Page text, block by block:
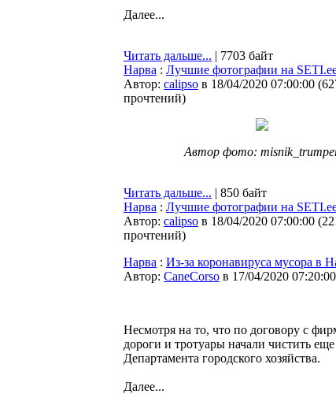
Далее...
Читать дальше... | 7703 байт
Нарва : Лучшие фотографии на
Автор: calipso в 18/04/2020 07:00:00 (
прочтений)
Автор фото:
Читать дальше... | 850 байт
Нарва : Лучшие фотографии на
Автор: calipso в 18/04/2020 07:00:00 (
прочтений)
Нарва : Из-за коронавируса мусора в
Автор: CaneCorso в 17/04/2020 07:20:00
Несмотря на то, что по договору с
дороги и тротуары начали чистить
Департамента городского хозяйства.
Далее...